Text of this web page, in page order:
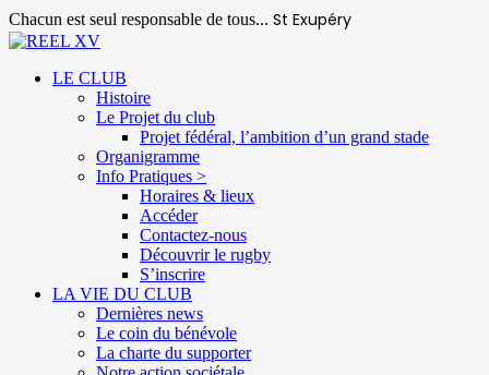
Chacun est seul responsable de tous... St Exupéry
LE CLUB
Histoire
Le Projet du club
Projet fédéral, l’ambition d’un grand stade
Organigramme
Info Pratiques >
Horaires & lieux
Accéder
Contactez-nous
Découvrir le rugby
S’inscrire
LA VIE DU CLUB
Dernières news
Le coin du bénévole
La charte du supporter